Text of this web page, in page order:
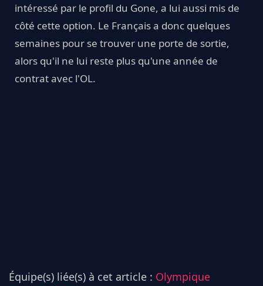
intéressé par le profil du Gone, a lui aussi mis de
côté cette option. Le Français a donc quelques
semaines pour se trouver une porte de sortie,
alors qu'il ne lui reste plus qu'une année de
contrat avec l'OL.
Équipe(s) liée(s) à cet article : Olympique